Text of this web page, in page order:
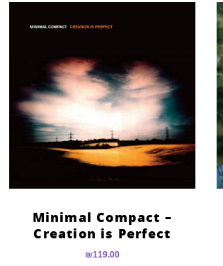
Minimal Compact –
Creation is Perfect
₪119.00